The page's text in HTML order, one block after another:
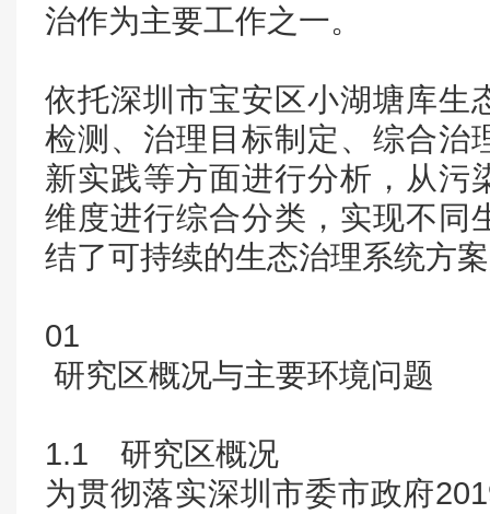
治作为主要工作之一。
依托深圳市宝安区小湖塘库生
检测、治理目标制定、综合治
新实践等方面进行分析，从污
维度进行综合分类，实现不同
结了可持续的生态治理系统方
01
研究区概况与主要环境问题
1.1 研究区概况
为贯彻落实深圳市委市政府